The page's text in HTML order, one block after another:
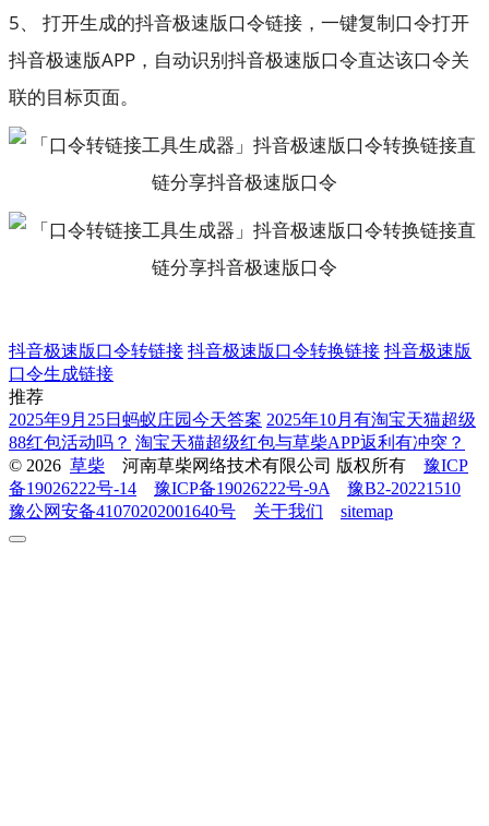
5、 打开生成的抖音极速版口令链接，一键复制口令打开
抖音极速版APP，自动识别抖音极速版口令直达该口令关
联的目标页面。
抖音极速版口令转链接 抖音极速版口令转换链接 抖音极速版
口令生成链接
推荐
2025年9月25日蚂蚁庄园今天答案 2025年10月有淘宝天猫超级
88红包活动吗？ 淘宝天猫超级红包与草柴APP返利有冲突？
© 2026 草柴 河南草柴网络技术有限公司 版权所有 豫ICP
备19026222号-14
豫ICP备19026222号-9A
豫B2-20221510
豫公网安备41070202001640号
关于我们 sitemap